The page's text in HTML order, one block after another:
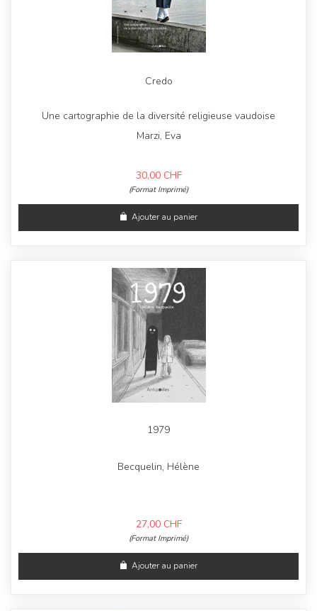
Credo
Une cartographie de la diversité religieuse vaudoise
Marzi, Eva
30,00 CHF
(Format Imprimé)
Ajouter au panier
1979
Becquelin, Hélène
27,00 CHF
(Format Imprimé)
Ajouter au panier